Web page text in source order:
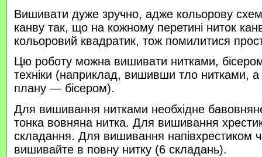
Вишивати дуже зручно, адже кольорову
канву так, що на кожному перетині ниток
кольоровий квадратик, тож помилитися
Цю роботу можна вишивати нитками, бісером
техніки (наприклад, вишивши тло нитками, а
плану — бісером).
Для вишивання нитками необхідне
тонка вовняна нитка. Для вишивання
складання. Для вишивання напівхрестиком
вишивайте в повну нитку (6 складань).